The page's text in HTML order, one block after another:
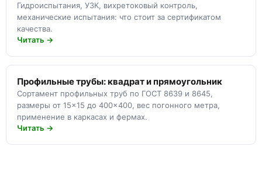
Гидроиспытания, УЗК, вихретоковый контроль,
механические испытания: что стоит за сертификатом
качества.
Читать →
Профильные трубы: квадрат и прямоугольник
Сортамент профильных труб по ГОСТ 8639 и 8645,
размеры от 15×15 до 400×400, вес погонного метра,
применение в каркасах и фермах.
Читать →